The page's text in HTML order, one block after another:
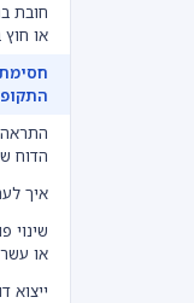
חובת
או
הדוח
איך
שינוי
או
ייצוא